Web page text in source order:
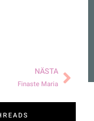
NÄSTA
Finaste Maria